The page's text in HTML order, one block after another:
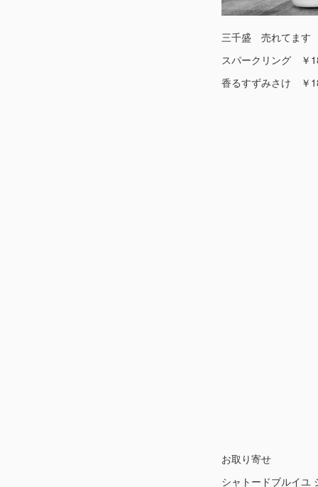
三千盛 売れてます
スパークリング ￥
香るすずみさけ ￥
お取り寄せ
シャトードブルイユ